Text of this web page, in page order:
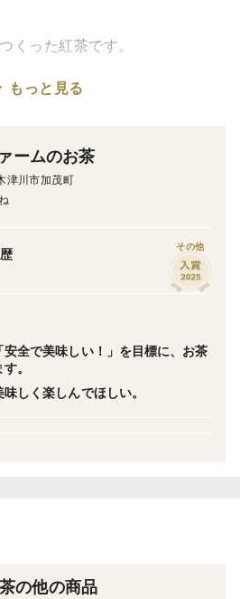
がたく承りますので、どうぞよろ
くった紅茶です。
みやエグみが少なく、自然な甘
シュですが、荒々しくカドがあ
間を置き、味が丸くなってから
しい味わいの和紅茶です。
、こちらの紅茶だけは夏収穫。
もっと見る
ームのお茶
津川市加茂町
その他
全で美味しい！」を目標に、お茶
。
しく楽しんでほしい。
の他の商品